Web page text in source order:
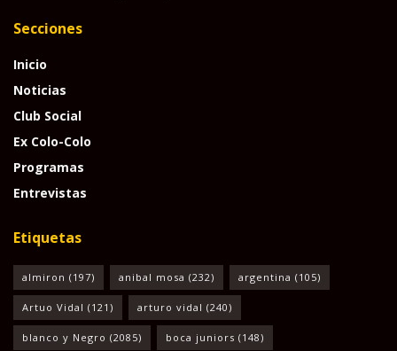
Secciones
Inicio
Noticias
Club Social
Ex Colo-Colo
Programas
Entrevistas
Etiquetas
almiron (197) anibal mosa (232) argentina (105)
Artuo Vidal (121) arturo vidal (240)
blanco y Negro (2085) boca juniors (148)